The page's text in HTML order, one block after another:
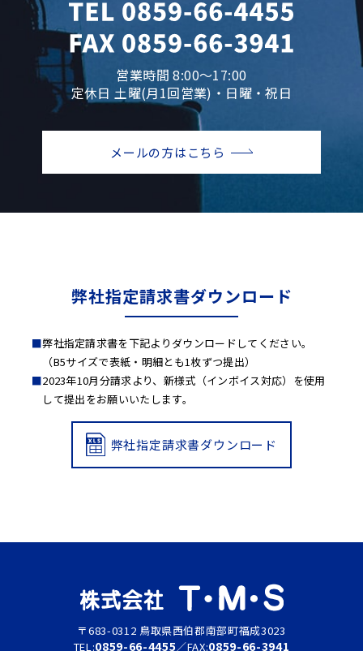
営業時間 8:00～17:00
定休日 土曜(月1回営業)・日曜・祝日
メールの方はこちら
弊社指定請求書ダウンロード
弊社指定請求書を下記よりダウンロードしてください。
（B5サイズで表紙・明細とも1枚ずつ提出）
2023年10月分請求より、新様式（インボイス対応）を使用
して提出をお願いいたします。
弊社指定請求書ダウンロード
〒683-0312 鳥取県西伯郡南部町福成3023
TEL:0859-66-4455／FAX:0859-66-3941